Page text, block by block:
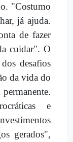
"Costumo
já ajuda.
de fazer
cuidar". O
desafios
da vida do
e
gerados",